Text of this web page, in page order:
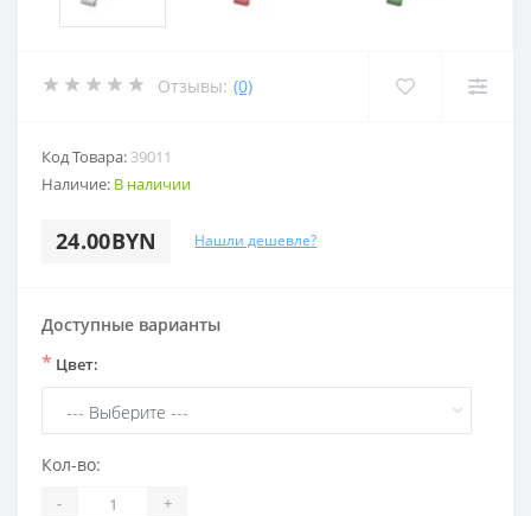
Отзывы: (0)
Код Товара: 39011
Наличие: В наличии
24.00BYN Нашли дешевле?
Доступные варианты
* Цвет:
Кол-во:
- +